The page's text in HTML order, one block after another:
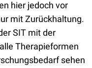
hier jedoch vor
mit Zurückhaltung.
SIT mit der
Therapieformen
sehen